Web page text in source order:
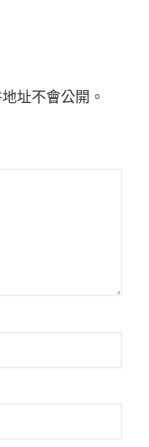
址不會公開。